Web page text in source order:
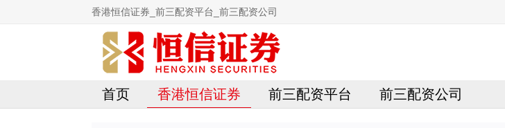
香港恒信证券_前三配资平台_前三配资公司
首页 香港恒信证券 前三配资平台 前三配资公司